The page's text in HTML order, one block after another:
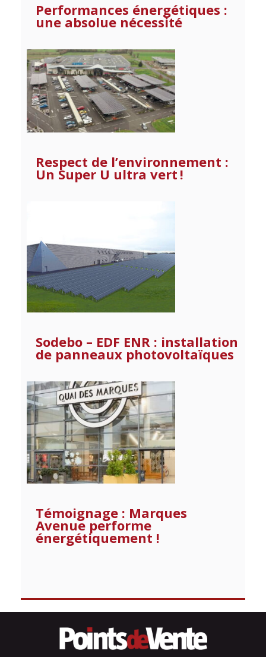
Performances énergétiques :
une absolue nécessité
Respect de l’environnement :
Un Super U ultra vert !
Sodebo – EDF ENR : installation
de panneaux photovoltaïques
Témoignage : Marques
Avenue performe
énergétiquement !